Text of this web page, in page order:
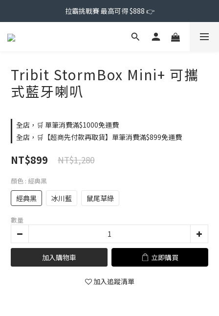
拉霸挑戰賽 最高可得 $888 👉
Tribit StormBox Mini+ 可攜
式藍牙喇叭
全店，🛒 單筆消費滿$1000免運費
全店，🛒【超商先付款再取貨】單筆消費滿$899免運費
NT$899 NT$1,280
顏色 : 經典黑
經典黑 冰川藍 鼠尾草綠
數量
加入購物車 立即購買
加入追蹤清單